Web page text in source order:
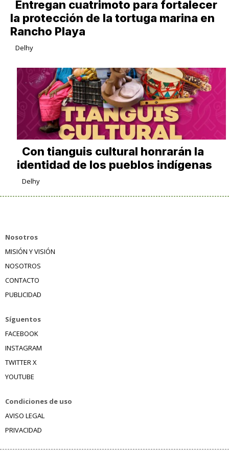
Entregan cuatrimoto para fortalecer
la protección de la tortuga marina en
Rancho Playa
Delhy
Con tianguis cultural honrarán la
identidad de los pueblos indígenas
Delhy
Nosotros
MISIÓN Y VISIÓN
NOSOTROS
CONTACTO
PUBLICIDAD
Síguentos
FACEBOOK
INSTAGRAM
TWITTER X
YOUTUBE
Condiciones de uso
AVISO LEGAL
PRIVACIDAD